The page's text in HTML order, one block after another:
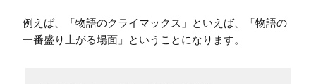
例えば、「物語のクライマックス」といえば、「物語の
一番盛り上がる場面」ということになります。